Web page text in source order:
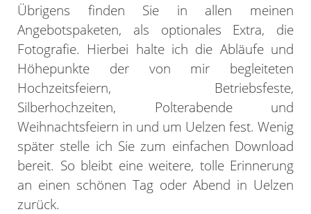
Übrigens finden Sie in allen meinen
Angebotspaketen, als optionales Extra, die
Fotografie. Hierbei halte ich die Abläufe und
Höhepunkte der von mir begleiteten
Hochzeitsfeiern, Betriebsfeste,
Silberhochzeiten, Polterabende und
Weihnachtsfeiern in und um Uelzen fest. Wenig
später stelle ich Sie zum einfachen Download
bereit. So bleibt eine weitere, tolle Erinnerung
an einen schönen Tag oder Abend in Uelzen
zurück.